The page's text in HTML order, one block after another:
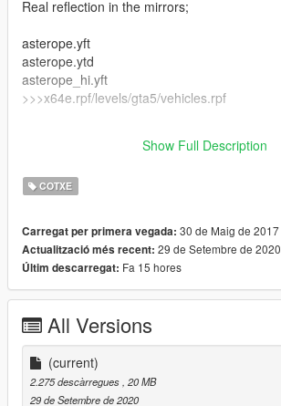
Real reflection in the mirrors;
asterope.yft
asterope.ytd
asterope_hi.yft
>>>x64e.rpf/levels/gta5/vehicles.rpf
>>>update/update.rpf/common/data
Show Full Description
COTXE
Carregat per primera vegada: 30 de Maig de 2017
Actualització més recent: 29 de Setembre de 2020
Últim descarregat: Fa 15 hores
All Versions
(current)
2.275 descàrregues , 20 MB
29 de Setembre de 2020